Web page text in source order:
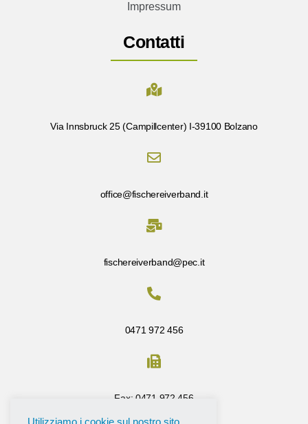
Impressum
Contatti
Via Innsbruck 25 (Campillcenter) I-39100 Bolzano
office@fischereiverband.it
fischereiverband@pec.it
0471 972 456
Fax: 0471 972 456